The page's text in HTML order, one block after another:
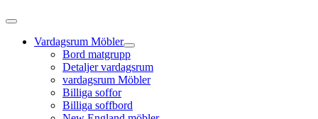
Vardagsrum Möbler
Bord matgrupp
Detaljer vardagsrum
vardagsrum Möbler
Billiga soffor
Billiga soffbord